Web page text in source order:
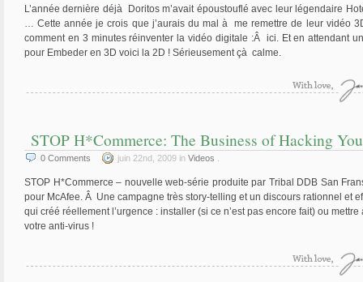
L’année dernière déjà Doritos m’avait époustouflé avec leur légendaire
… Cette année je crois que j’aurais du mal à me remettre de leur vidéo
comment en 3 minutes réinventer la vidéo digitale :Â ici. Et en attendant
pour Embeder en 3D voici la 2D ! Sérieusement çà calme.
STOP H*Commerce: The Business of Hacking You
0 Comments juin 22nd, 2009 in Videos
STOP H*Commerce – nouvelle web-série produite par Tribal DDB San
pour McAfee. Â Une campagne très story-telling et un discours rationnel et
qui créé réellement l’urgence : installer (si ce n’est pas encore fait) ou
votre anti-virus !